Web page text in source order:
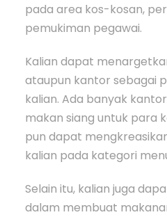
pada area kos-kosan,
pemukiman pegawai.
Kalian dapat
ataupun kantor sebagai
kalian. Ada banyak
makan siang untuk para
pun dapat
kalian pada kategori
Selain itu, kalian juga
dalam membuat